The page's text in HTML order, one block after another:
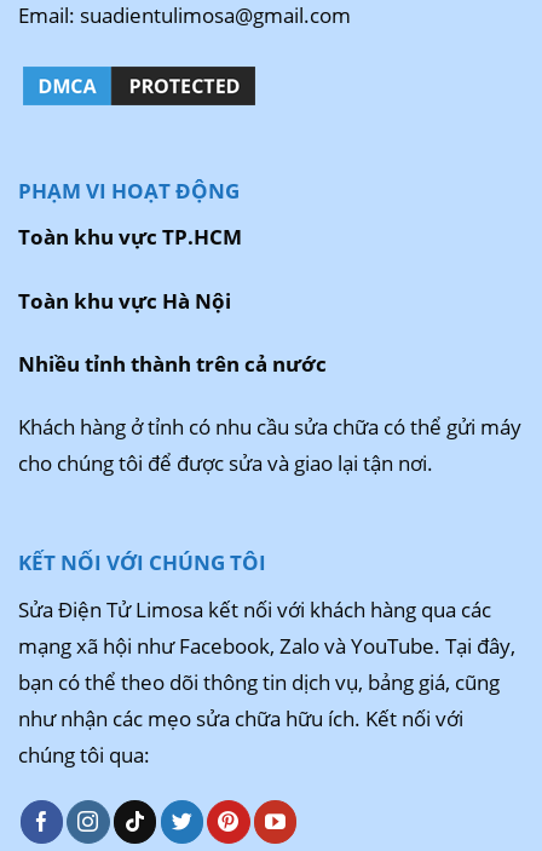
Email: suadientulimosa@gmail.com
PHẠM VI HOẠT ĐỘNG
Toàn khu vực TP.HCM
Toàn khu vực Hà Nội
Nhiều tỉnh thành trên cả nước
Khách hàng ở tỉnh có nhu cầu sửa chữa có thể gửi máy
cho chúng tôi để được sửa và giao lại tận nơi.
KẾT NỐI VỚI CHÚNG TÔI
Sửa Điện Tử Limosa kết nối với khách hàng qua các
mạng xã hội như Facebook, Zalo và YouTube. Tại đây,
bạn có thể theo dõi thông tin dịch vụ, bảng giá, cũng
như nhận các mẹo sửa chữa hữu ích. Kết nối với
chúng tôi qua: